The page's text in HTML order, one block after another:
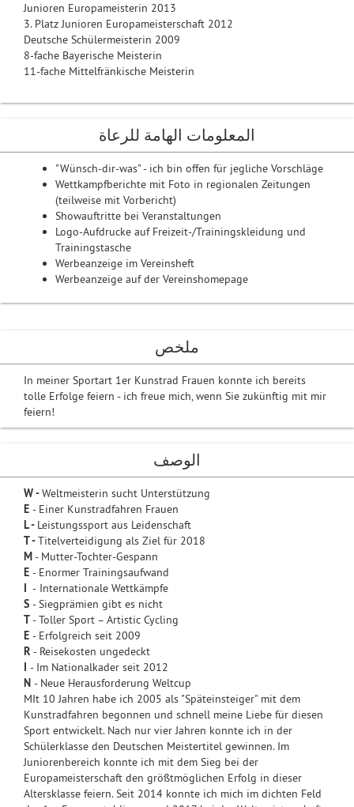
ملخص
In meiner Sportart 1er Kunstrad Frauen konnte ich bereits
tolle Erfolge feiern - ich freue mich, wenn Sie zukünftig mit mir
feiern!
الوصف
W -Weltmeisterin sucht Unterstützung
E - Einer Kunstradfahren Frauen
L - Leistungssport aus Leidenschaft
T -Titelverteidigung als Ziel für 2018
M- Mutter-Tochter-Gespann
E - Enormer Trainingsaufwand
I - Internationale Wettkämpfe
S - Siegprämien gibt es nicht
T- Toller Sport – Artistic Cycling
E - Erfolgreich seit 2009
R - Reisekosten ungedeckt
I - Im Nationalkader seit 2012
N - Neue Herausforderung Weltcup
MIt 10 Jahren habe ich 2005 als "Späteinsteiger" mit dem
Kunstradfahren begonnen und schnell meine Liebe für diesen
Sport entwickelt. Nach nur vier Jahren konnte ich in der
Schülerklasse den Deutschen Meistertitel gewinnen. Im
Juniorenbereich konnte ich mit dem Sieg bei der
Europameisterschaft den größtmöglichen Erfolg in dieser
Altersklasse feiern. Seit 2014 konnte ich mich im dichten Feld
Junioren Europameisterin 2013
3. Platz Junioren Europameisterschaft 2012
Deutsche Schülermeisterin 2009
8-fache Bayerische Meisterin
11-fache Mittelfränkische Meisterin
المعلومات الهامة للرعاة
"Wünsch-dir-was" - ich bin offen für jegliche Vorschläge
Wettkampfberichte mit Foto in regionalen Zeitungen
(teilweise mit Vorbericht)
Showauftritte bei Veranstaltungen
Logo-Aufdrucke auf Freizeit-/Trainingskleidung und
Trainingstasche
Werbeanzeige im Vereinsheft
Werbeanzeige auf der Vereinshomepage